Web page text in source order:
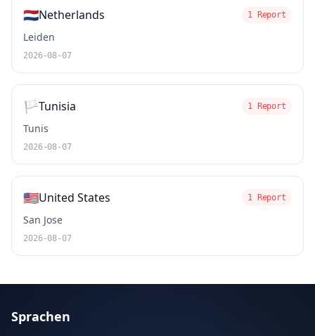
🇳🇱Netherlands 1 Report
Leiden
2026-08-07
🏳️Tunisia 1 Report
Tunis
2026-08-07
🇺🇸United States 1 Report
San Jose
2026-08-07
Sprachen